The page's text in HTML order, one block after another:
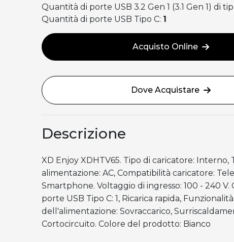
Quantità di porte USB 3.2 Gen 1 (3.1 Gen 1) di
Quantità di porte USB Tipo C: 1
Acquisto Online
Dove Acquistare
Descrizione
XD Enjoy XDHTV65. Tipo di caricatore: Interno,
alimentazione: AC, Compatibilità caricatore:
Smartphone. Voltaggio di ingresso: 100 - 240 V.
porte USB Tipo C: 1, Ricarica rapida,
dell'alimentazione: Sovraccarico,
Cortocircuito. Colore del prodotto: Bianco